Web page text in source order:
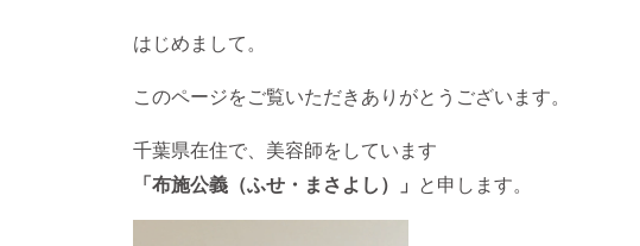
はじめまして。
このページをご覧いただきありがとうございます。
千葉県在住で、美容師をしています
「布施公義（ふせ・まさよし）」 と申します。